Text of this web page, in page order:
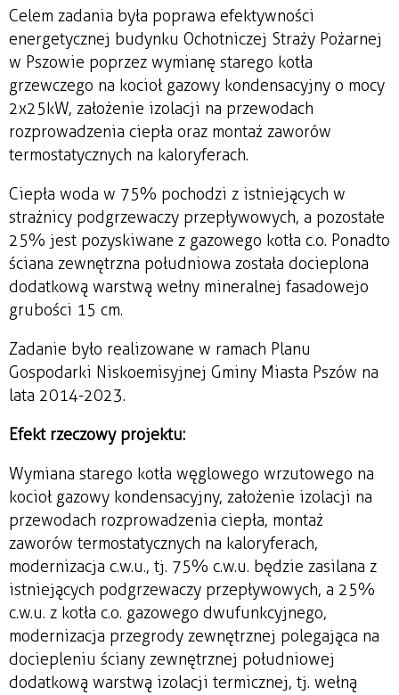
Celem zadania była poprawa efektywności
energetycznej budynku Ochotniczej Straży Pożarnej
w Pszowie poprzez wymianę starego kotła
grzewczego na kocioł gazowy kondensacyjny o mocy
2x25kW, założenie izolacji na przewodach
rozprowadzenia ciepła oraz montaż zaworów
termostatycznych na kaloryferach.
Ciepła woda w 75% pochodzi z istniejących w
strażnicy podgrzewaczy przepływowych, a pozostałe
25% jest pozyskiwane z gazowego kotła c.o. Ponadto
ściana zewnętrzna południowa została docieplona
dodatkową warstwą wełny mineralnej fasadowej o
grubości 15 cm.
Zadanie było realizowane w ramach Planu
Gospodarki Niskoemisyjnej Gminy Miasta Pszów na
lata 2014-2023.
Efekt rzeczowy projektu:
Wymiana starego kotła węglowego wrzutowego na
kocioł gazowy kondensacyjny, założenie izolacji na
przewodach rozprowadzenia ciepła, montaż
zaworów termostatycznych na kaloryferach,
modernizacja c.w.u., tj. 75% c.w.u. będzie zasilana z
istniejących podgrzewaczy przepływowych, a 25%
c.w.u. z kotła c.o. gazowego dwufunkcyjnego,
modernizacja przegrody zewnętrznej polegająca na
dociepleniu ściany zewnętrznej południowej
dodatkową warstwą izolacji termicznej, tj. wełną